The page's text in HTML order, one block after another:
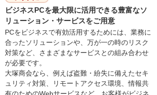
ビジネスPCを最大限に活用できる豊富なソ
リューション・サービスをご用意
PCをビジネスで有効活用するためには、業務に
合ったソリューションや、万が一の時のリスク
対策など、さまざまなサービスとの組み合わせ
が必要です。
大塚商会なら、例えば盗難・紛失に備えたセキ
ュリティ対策、リモートアクセス環境、情報共